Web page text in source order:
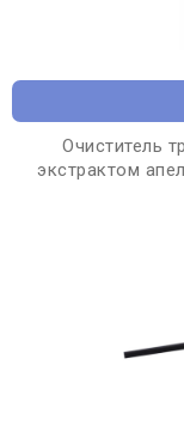
Очиститель
экстрактом